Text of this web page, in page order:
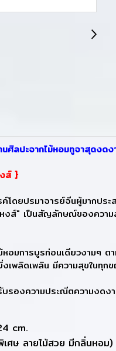
ลปะจากไม้หอมทูจาสุดงดง
ส์ }
ยปรมาจารย์จีนผู้มากประ
งส์" เป็นสัญลักษณ์ของควา
การบูรท่อนเดียวงามๆ ต
พลิดเพลิน มีความสุขในทุก
องความประณีตความงด
cm.
ศษ ลายไม้สวย มีกลิ่นหอม)